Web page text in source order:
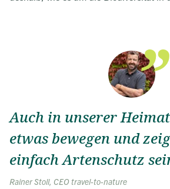
Auch in unserer
etwas bewegen und
einfach Artenschutz
Rainer Stoll, CEO travel-to-nature